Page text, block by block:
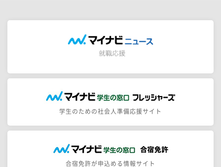
学生のための社会人準備応援サイト
合宿免許が申込める情報サイト